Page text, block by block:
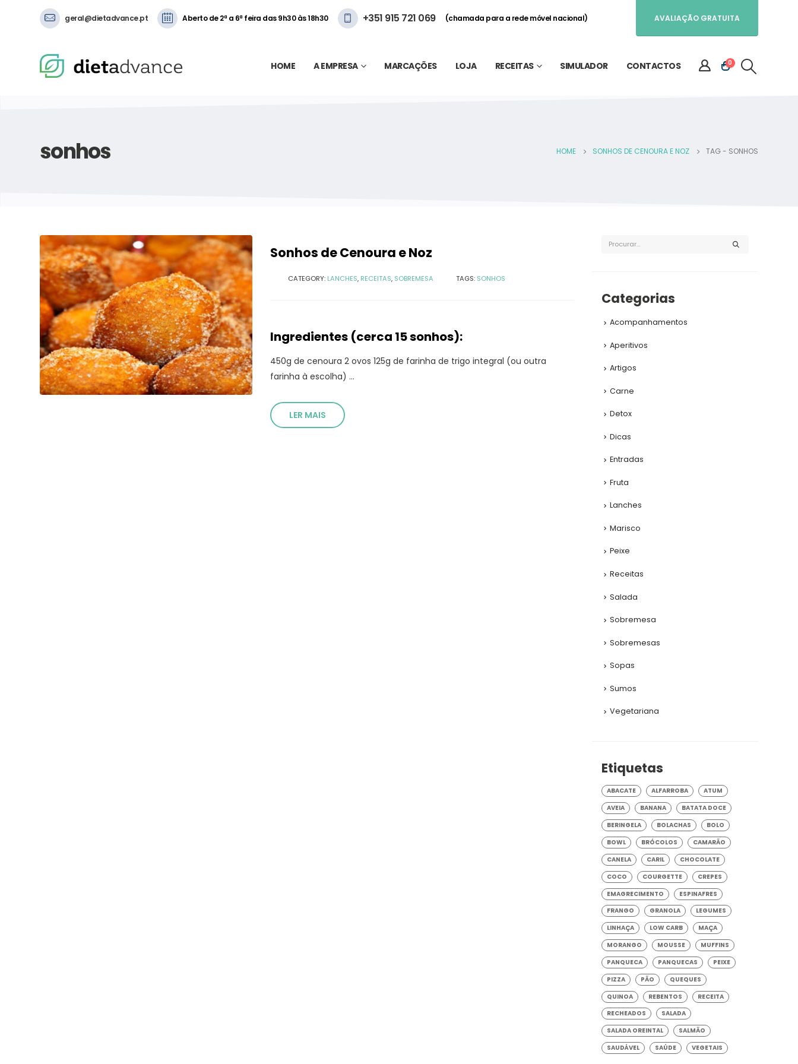
geral@dietadvance.pt Aberto de 2ª a 6ª feira das 9h30 às 18h30 +351 915 721 069 (chamada para a rede móvel nacional) AVALIAÇÃO GRATUITA
HOME A EMPRESA MARCAÇÕES LOJA RECEITAS SIMULADOR CONTACTOS 0
sonhos HOME SONHOS DE CENOURA E NOZ TAG - SONHOS
Sonhos de Cenoura e Noz
CATEGORY: LANCHES, RECEITAS, SOBREMESA TAGS: SONHOS
Ingredientes (cerca 15 sonhos):
450g de cenoura 2 ovos 125g de farinha de trigo integral (ou outra
farinha à escolha) ...
LER MAIS
Categorias
Acompanhamentos
Aperitivos
Artigos
Carne
Detox
Dicas
Entradas
Fruta
Lanches
Marisco
Peixe
Receitas
Salada
Sobremesa
Sobremesas
Sopas
Sumos
Vegetariana
Etiquetas
ABACATE ALFARROBA
ATUM
AVEIA
BANANA
BATATA DOCE
BERINGELA
BOLACHAS
BOLO
BOWL
BRÓCOLOS
CAMARÃO
CANELA
CARIL
CHOCOLATE
COCO
COURGETTE
CREPES
EMAGRECIMENTO
ESPINAFRES
FRANGO
GRANOLA
LEGUMES
LINHAÇA
LOW CARB
MAÇA
MORANGO
MOUSSE
MUFFINS
PANQUECA
PANQUECAS
PEIXE
PIZZA
PÃO
QUEQUES
QUINOA
REBENTOS
RECEITA
RECHEADOS
SALADA
SALADA OREINTAL
SALMÃO
SAUDÁVEL
SAÚDE VEGETAIS